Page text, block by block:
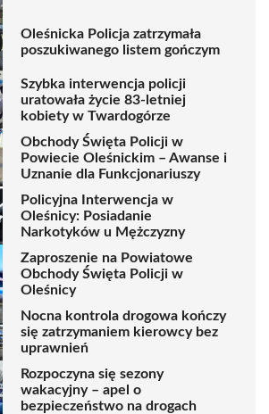
Oleśnicka Policja zatrzymała
poszukiwanego listem gończym
Szybka interwencja policji
uratowała życie 83-letniej
kobiety w Twardogórze
Obchody Święta Policji w
Powiecie Oleśnickim – Awanse i
Uznanie dla Funkcjonariuszy
Policyjna Interwencja w
Oleśnicy: Posiadanie
Narkotyków u Mężczyzny
Zaproszenie na Powiatowe
Obchody Święta Policji w
Oleśnicy
Nocna kontrola drogowa kończy
się zatrzymaniem kierowcy bez
uprawnień
Rozpoczyna się sezony
wakacyjny – apel o
bezpieczeństwo na drogach